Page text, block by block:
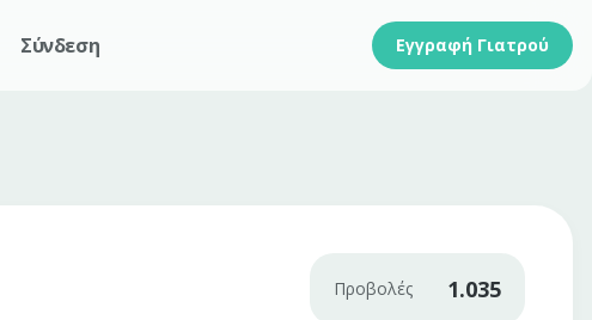
Σύνδεση Εγγραφή Γιατρού
Προβολές 1.035